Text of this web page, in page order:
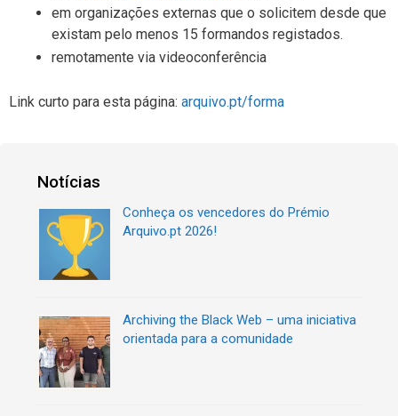
em organizações externas que o solicitem desde que
existam pelo menos 15 formandos registados.
remotamente via videoconferência
Link curto para esta página: arquivo.pt/forma
Notícias
Conheça os vencedores do Prémio
Arquivo.pt 2026!
Archiving the Black Web – uma iniciativa
orientada para a comunidade